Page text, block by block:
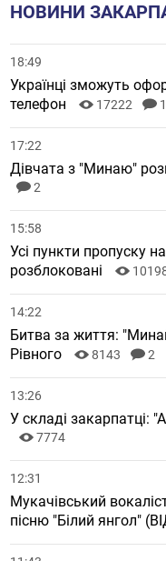
НОВИНИ
18:49
Українці зможуть
телефон
17222 1
17:22
Дівчата з "Минаю"
2
15:58
Усі пункти пропуску
розблоковані
14:22
Битва за життя:
Рівного
8143 2
13:26
У складі закарпатці:
7774
12:31
Мукачівський
пісню "Білий янгол"